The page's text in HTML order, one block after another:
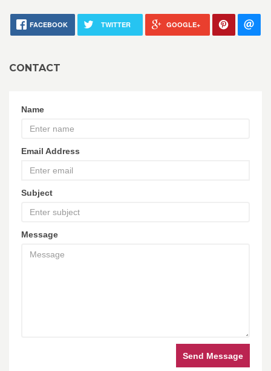
FACEBOOK TWITTER GOOGLE+
CONTACT
Name
Email Address
Subject
Message
Send Message